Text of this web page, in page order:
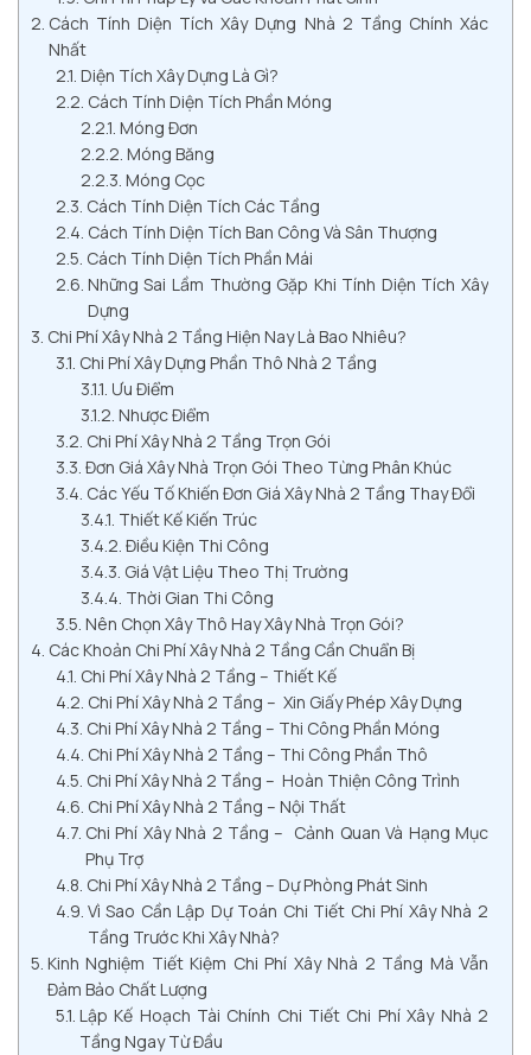
Cách Tính Diện Tích Xây Dựng Nhà 2 Tầng Chính Xác
Nhất
Diện Tích Xây Dựng Là Gì?
Cách Tính Diện Tích Phần Móng
Móng Đơn
Móng Băng
Móng Cọc
Cách Tính Diện Tích Các Tầng
Cách Tính Diện Tích Ban Công Và Sân Thượng
Cách Tính Diện Tích Phần Mái
Những Sai Lầm Thường Gặp Khi Tính Diện Tích Xây
Dựng
Chi Phí Xây Nhà 2 Tầng Hiện Nay Là Bao Nhiêu?
Chi Phí Xây Dựng Phần Thô Nhà 2 Tầng
Ưu Điểm
Nhược Điểm
Chi Phí Xây Nhà 2 Tầng Trọn Gói
Đơn Giá Xây Nhà Trọn Gói Theo Từng Phân Khúc
Các Yếu Tố Khiến Đơn Giá Xây Nhà 2 Tầng Thay Đổi
Thiết Kế Kiến Trúc
Điều Kiện Thi Công
Giá Vật Liệu Theo Thị Trường
Thời Gian Thi Công
Nên Chọn Xây Thô Hay Xây Nhà Trọn Gói?
Các Khoản Chi Phí Xây Nhà 2 Tầng Cần Chuẩn Bị
Chi Phí Xây Nhà 2 Tầng – Thiết Kế
Chi Phí Xây Nhà 2 Tầng – Xin Giấy Phép Xây Dựng
Chi Phí Xây Nhà 2 Tầng – Thi Công Phần Móng
Chi Phí Xây Nhà 2 Tầng – Thi Công Phần Thô
Chi Phí Xây Nhà 2 Tầng – Hoàn Thiện Công Trình
Chi Phí Xây Nhà 2 Tầng – Nội Thất
Chi Phí Xây Nhà 2 Tầng – Cảnh Quan Và Hạng Mục
Phụ Trợ
Chi Phí Xây Nhà 2 Tầng – Dự Phòng Phát Sinh
Vì Sao Cần Lập Dự Toán Chi Tiết Chi Phí Xây Nhà 2
Tầng Trước Khi Xây Nhà?
Kinh Nghiệm Tiết Kiệm Chi Phí Xây Nhà 2 Tầng Mà Vẫn
Đảm Bảo Chất Lượng
Lập Kế Hoạch Tài Chính Chi Tiết Chi Phí Xây Nhà 2
Tầng Ngay Từ Đầu